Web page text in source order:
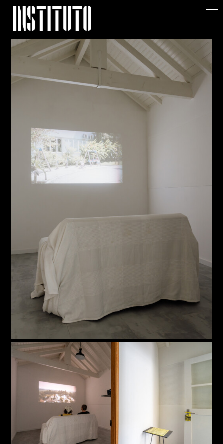
Apoiar/Support